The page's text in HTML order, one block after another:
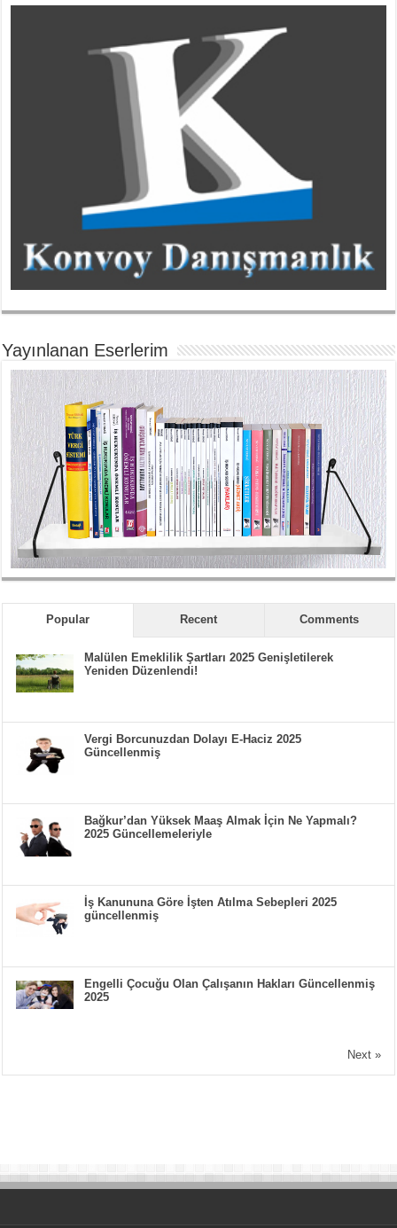
Yayınlanan Eserlerim
Popular Recent Comments
Malülen Emeklilik Şartları 2025 Genişletilerek
Yeniden Düzenlendi!
Vergi Borcunuzdan Dolayı E-Haciz 2025
Güncellenmiş
Bağkur’dan Yüksek Maaş Almak İçin Ne Yapmalı?
2025 Güncellemeleriyle
İş Kanununa Göre İşten Atılma Sebepleri 2025
güncellenmiş
Engelli Çocuğu Olan Çalışanın Hakları Güncellenmiş
2025
Next »